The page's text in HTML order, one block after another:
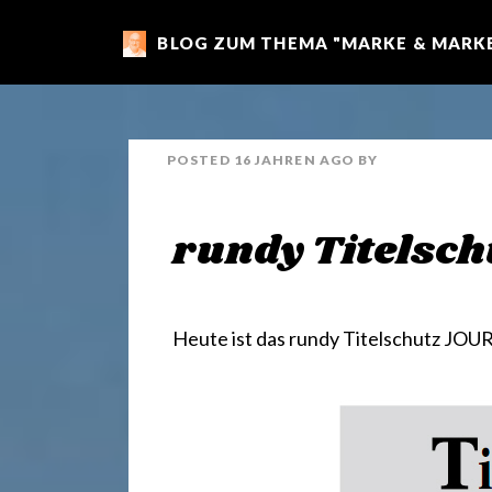
m
a
BLOG ZUM THEMA "MARKE &
POSTED 16 JAHREN AGO BY
rundy
Heute ist das rundy Titelschutz